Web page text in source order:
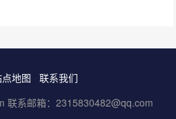
地图
联系我们
联系邮箱：2315830482@qq.com